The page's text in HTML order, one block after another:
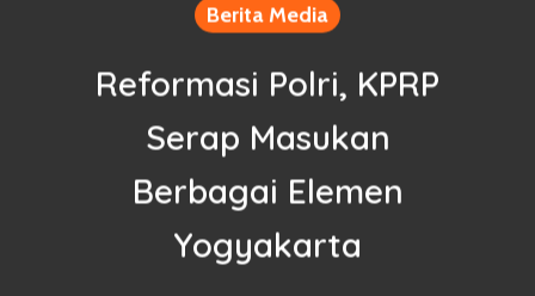
Berita Media
Reformasi Polri, KPRP
Serap Masukan
Berbagai Elemen
Yogyakarta